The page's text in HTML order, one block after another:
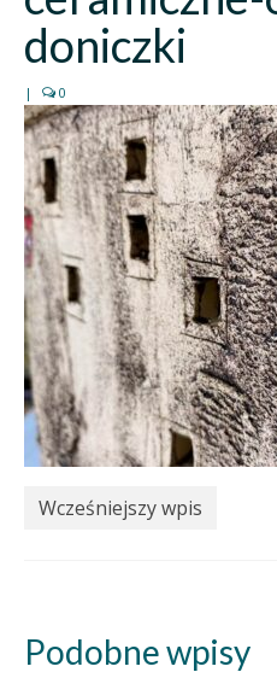
doniczki
| 0
Wcześniejszy wpis
Podobne wpisy